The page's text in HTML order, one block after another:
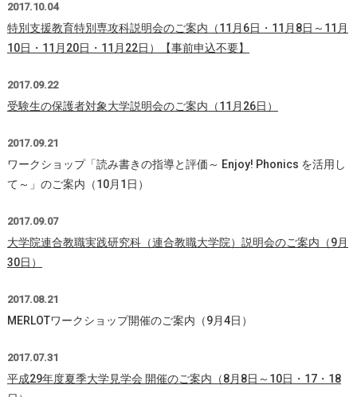
2017.10.04
特別支援教育特別専攻科説明会のご案内（11月6日・11月8日～11月
10日・11月20日・11月22日）【事前申込不要】
2017.09.22
受験生の保護者対象大学説明会のご案内（11月26日）
2017.09.21
ワークショップ「読み書きの指導と評価～ Enjoy! Phonics を活用し
て～」のご案内（10月1日）
2017.09.07
大学院連合教職実践研究科（連合教職大学院）説明会のご案内（9月
30日）
2017.08.21
MERLOTワークショップ開催のご案内（9月4日）
2017.07.31
平成29年度夏季大学見学会 開催のご案内（8月8日～10日・17・18